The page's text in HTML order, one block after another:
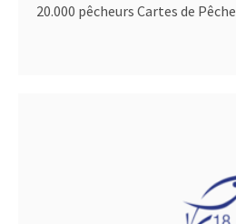
20.000 pêcheurs Cartes de Pêche